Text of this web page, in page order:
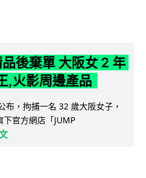
後棄單 大阪女 2 年
,火影周邊產品
布，拘捕一名 32 歲大阪女子，
官方網店「JUMP